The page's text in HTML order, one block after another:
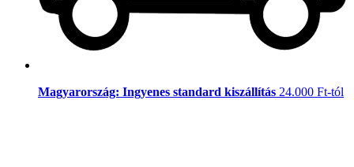
Magyarország: Ingyenes standard kiszállítás 24.000 Ft-tól